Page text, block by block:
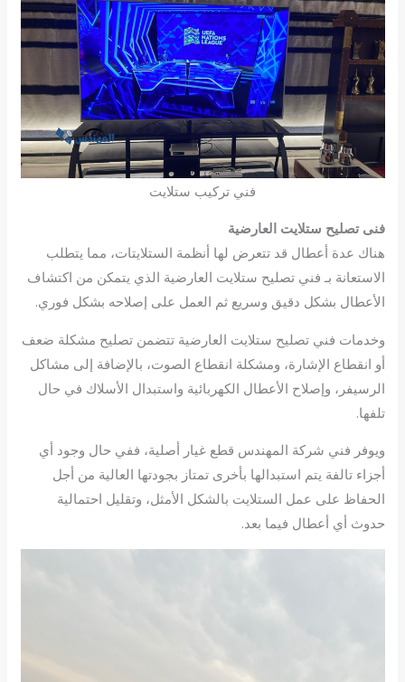
فني تركيب ستلايت
فنى تصليح ستلايت العارضية
هناك عدة أعطال قد تتعرض لها أنظمة الستلايتات، مما يتطلب
الاستعانة بـ فني تصليح ستلايت العارضية الذي يتمكن من اكتشاف
الأعطال بشكل دقيق وسريع ثم العمل على إصلاحه بشكل فوري.
وخدمات فني تصليح ستلايت العارضية تتضمن تصليح مشكلة ضعف
أو انقطاع الإشارة، ومشكلة انقطاع الصوت، بالإضافة إلى مشاكل
الرسيفر، وإصلاح الأعطال الكهربائية واستبدال الأسلاك في حال
تلفها.
ويوفر فني شركة المهندس قطع غيار أصلية، ففي حال وجود أي
أجزاء تالفة يتم استبدالها بأخرى تمتاز بجودتها العالية من أجل
الحفاظ على عمل الستلايت بالشكل الأمثل، وتقليل احتمالية
حدوث أي أعطال فيما بعد.